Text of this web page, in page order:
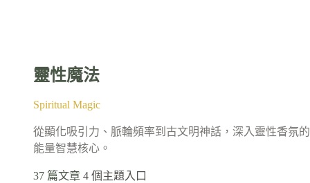
靈性魔法
Spiritual Magic
從顯化吸引力、脈輪頻率到古文明神話，深入靈性香氛的
能量智慧核心。
37 篇文章 4 個主題入口